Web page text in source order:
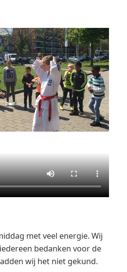
met veel energie. Wij
bedanken voor de
wij het niet gekund.